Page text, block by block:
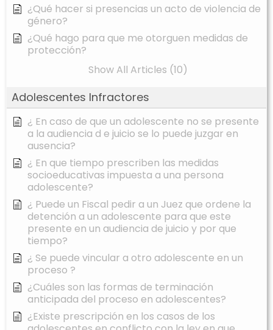
¿Qué hacer si presencias un acto de violencia de
género?
¿Qué hago para que me otorguen medidas de
protección?
Show All Articles (10)
Adolescentes Infractores
¿ En caso de que un adolescente no se presente
a la audiencia d e juicio se lo puede juzgar en
ausencia?
¿ En que tiempo prescriben las medidas
socioeducativas impuesta a una persona
adolescente?
¿ Puede un Fiscal pedir a un Juez que ordene la
detención a un adolescente para que este
presente en un audiencia de juicio y por que
tiempo?
¿ Se puede vincular a otro adolescente en un
proceso ?
¿Cuáles son las formas de terminación
anticipada del proceso en adolescentes?
¿Existe prescripción en los casos de los